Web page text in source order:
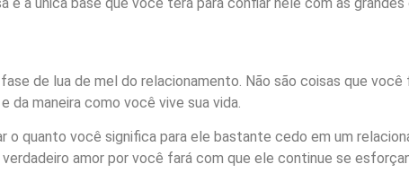
de lua de mel do relacionamento. Não são coisas que você
da maneira como você vive sua vida.
o quanto você significa para ele bastante cedo em um
amor por você fará com que ele continue se